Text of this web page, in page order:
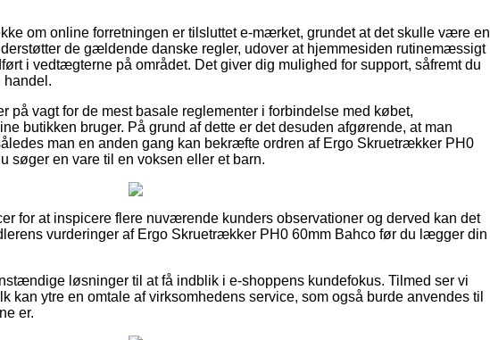
om online forretningen er tilsluttet e-mærket, grundet at det skulle være en
de gældende danske regler, udover at hjemmesiden rutinemæssigt
i vedtægterne på området. Det giver dig mulighed for support, såfremt du
handel.
på vagt for de mest basale reglementer i forbindelse med købet,
butikken bruger. På grund af dette er det desuden afgørende, at man
man en anden gang kan bekræfte ordren af Ergo Skruetrækker PH0
søger en vare til en voksen eller et barn.
for at inspicere flere nuværende kunders observationer og derved kan det
vurderinger af Ergo Skruetrækker PH0 60mm Bahco før du lægger din
løsninger til at få indblik i e-shoppens kundefokus. Tilmed ser vi
kan ytre en omtale af virksomhedens service, som også burde anvendes til
er.